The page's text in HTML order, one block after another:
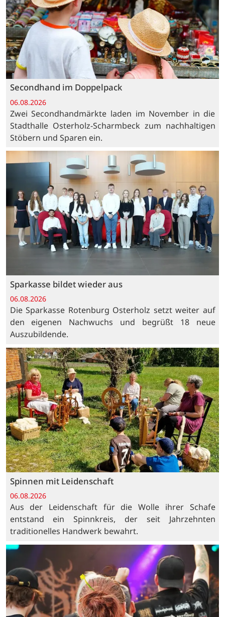
Secondhand im Doppelpack
06.08.2026
Zwei Secondhandmärkte laden im November in die
Stadthalle Osterholz-Scharmbeck zum nachhaltigen
Stöbern und Sparen ein.
Sparkasse bildet wieder aus
06.08.2026
Die Sparkasse Rotenburg Osterholz setzt weiter auf
den eigenen Nachwuchs und begrüßt 18 neue
Auszubildende.
Spinnen mit Leidenschaft
06.08.2026
Aus der Leidenschaft für die Wolle ihrer Schafe
entstand ein Spinnkreis, der seit Jahrzehnten
traditionelles Handwerk bewahrt.